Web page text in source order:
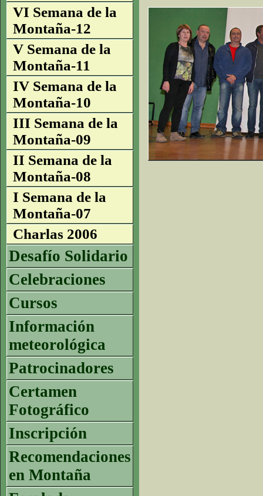
VI Semana de la
Montaña-12
V Semana de la
Montaña-11
IV Semana de la
Montaña-10
III Semana de la
Montaña-09
II Semana de la
Montaña-08
I Semana de la
Montaña-07
Charlas 2006
Desafío Solidario
Celebraciones
Cursos
Información
meteorológica
Patrocinadores
Certamen
Fotográfico
Inscripción
Recomendaciones
en Montaña